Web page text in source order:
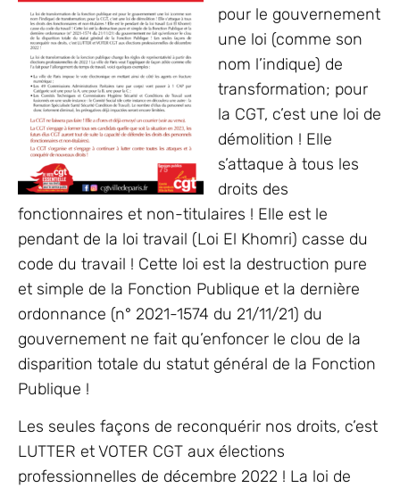
pour le gouvernement
une loi (comme son
nom l’indique) de
transformation; pour
la CGT, c’est une loi de
démolition ! Elle
s’attaque à tous les
droits des
fonctionnaires et non-titulaires ! Elle est le
pendant de la loi travail (Loi El Khomri) casse du
code du travail ! Cette loi est la destruction pure
et simple de la Fonction Publique et la dernière
ordonnance (n° 2021-1574 du 21/11/21) du
gouvernement ne fait qu’enfoncer le clou de la
disparition totale du statut général de la Fonction
Publique !
Les seules façons de reconquérir nos droits, c’est
LUTTER et VOTER CGT aux élections
professionnelles de décembre 2022 ! La loi de